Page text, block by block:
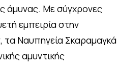
άμυνας. Με σύγχρονες
εμπειρία στην
τα Ναυπηγεία Σκαραμαγκά
αμυντικής